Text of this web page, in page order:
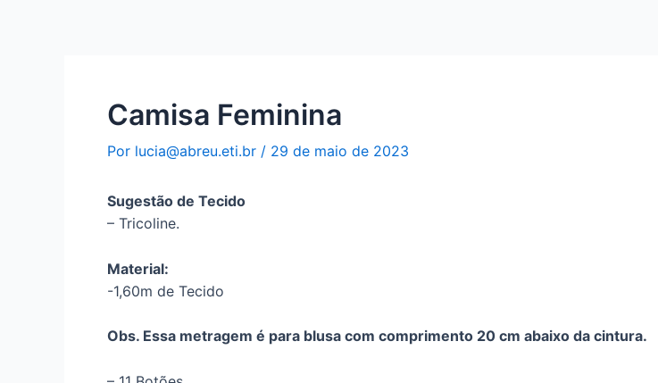
Camisa Feminina
Por lucia@abreu.eti.br / 29 de maio de 2023
Sugestão de Tecido
– Tricoline.
Material:
-1,60m de Tecido
Obs. Essa metragem é para blusa com comprimento 20 cm abaixo da cintura.